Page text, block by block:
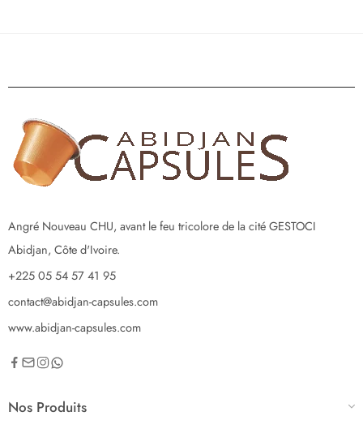
Angré Nouveau CHU, avant le feu tricolore de la cité GESTOCI
Abidjan, Côte d'Ivoire.
+225 05 54 57 41 95
contact@abidjan-capsules.com
www.abidjan-capsules.com
Nos Produits